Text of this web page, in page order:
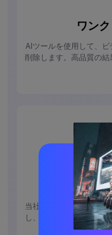
ワン
AIツールを使用して、
削除します。高品質の
精
当社のグリーンスクリ
し、ビデオを新しいシ